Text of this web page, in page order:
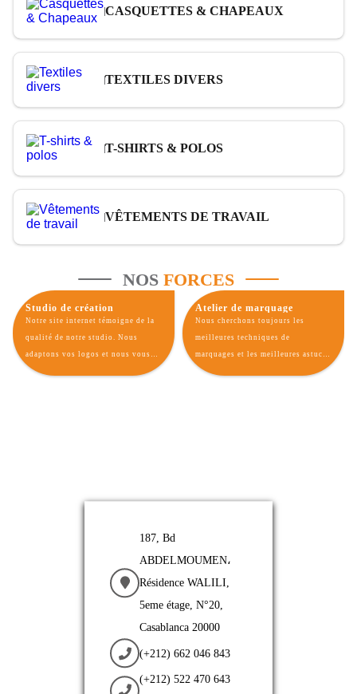
CASQUETTES & CHAPEAUX
TEXTILES DIVERS
T-SHIRTS & POLOS
VÊTEMENTS DE TRAVAIL
NOS FORCES
Studio de création
Notre site internet témoigne de la
qualité de notre studio. Nous
adaptons vos logos et nous vous
rapprochons au maximum du rendu
Atelier de marquage
Nous cherchons toujours les
meilleures techniques de
marquages et les meilleures astuces
afin de vous offrir un rendu parfait
187, Bd
ABDELMOUMEN،
Résidence WALILI,
5eme étage, N°20,
Casablanca 20000
(+212) 662 046 843
(+212) 522 470 643